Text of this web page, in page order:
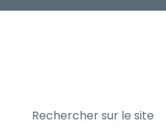
Rechercher sur le site